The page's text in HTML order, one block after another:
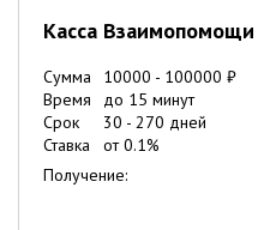
Касса Взаимопомощи
Сумма 10000 - 100000 ₽
Время
до 15 минут
Срок
30 - 270 дней
Ставка
от0.1%
Получение: